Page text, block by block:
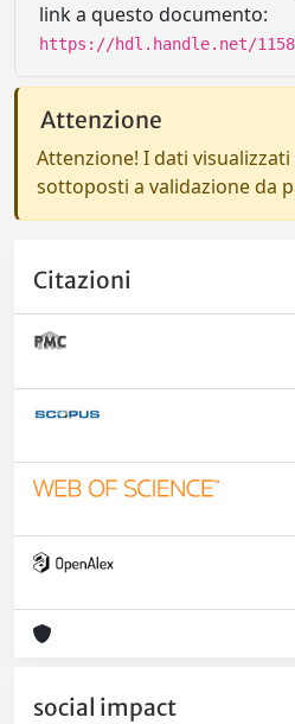
link a questo documento:
https://hdl.handle.net/
Attenzione
Attenzione! I dati
sottoposti a validazione da
Citazioni
social impact